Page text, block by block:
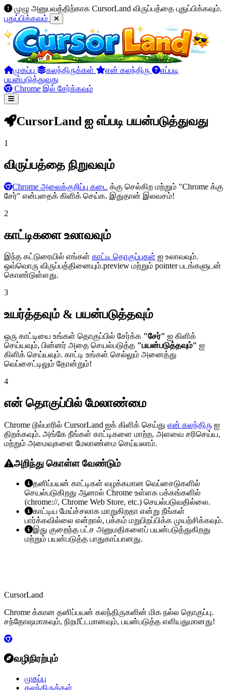
முழு அனுபவத்திற்காக CursorLand விருப்பத்தை புதுப்பிக்கவும்.
புதுப்பிக்கவும்
முகப்பு கலந்திருக்கள் என் கலந்திரு
எப்படி
பயன்படுத்துவது
Chrome இல் சேர்க்கவும்
CursorLand ஐ எப்படி பயன்படுத்துவது
1
விருப்பத்தை நிறுவவும்
Chrome அலைக்குறிப்பு கடை
க்கு செல்கிற மற்றும் "Chrome க்கு
சேர்" என்பதைக் கிளிக் செய்க. இதுதான் இலவசம்!
2
காட்டிகளை உலாவவும்
இந்த கட்டுரையில் எங்கள் காட்டி தொகுப்புகள் ஐ உலாவவும்.
ஒவ்வொரு விருப்பத்தினையும்.preview மற்றும் pointer படங்களுடன்
கொண்டுள்ளது.
3
உயர்த்தவும் & பயன்படுத்தவும்
ஒரு காட்டியை உங்கள் தொகுப்பில் சேர்க்க "சேர்" ஐ கிளிக்
செய்யவும், பின்னர் அதை செயல்படுத்த "பயன்படுத்தவும்" ஐ
கிளிக் செய்யவும். காட்டி உங்கள் செல்லும் அனைத்து
வெப்சைட்டிலும் தோன்றும்!
4
என் தொகுப்பில் மேலாண்மை
Chrome டூல்பாரில் CursorLand ஐக் கிளிக் செய்து என் கலந்திரு ஐ
திறக்கவும். அங்கே நீங்கள் காட்டிகளை மாற்ற, அளவை சரிசெய்ய,
மற்றும் அமைவுகளை மேலாண்மை செய்யலாம்.
அறிந்து கொள்ள வேண்டும்
தனிப்பயன் காட்டிகள் வழக்கமான வெப்சைடுகளில்
செயல்படுகிறது ஆனால் Chrome உள்ளக பக்கங்களில்
(chrome://, Chrome Web Store, etc.) செயல்படுவதில்லை.
காட்டிய மேய்ச்சலாக மாறுகிறதா என்று நீங்கள்
பார்க்கவில்லை என்றால், பக்கம் மறுபிறப்பிக்க முயற்சிக்கவும்.
இது குறைந்த பட்ச அனுமதிகளைப் பயன்படுத்துகிறது
மற்றும் பயன்படுத்த பாதுகாப்பானது.
CursorLand
Chrome க்கான தனிப்பயன் கலந்திருகளின் மிக நல்ல தொகுப்பு.
சந்தோஷமாகவும், நிறமீட்டமானவும், பயன்படுத்த எளியதுமானது!
வழிநிரற்பும்
முகப்பு
கலந்திருக்கள்